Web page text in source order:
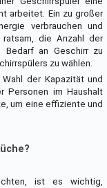
arbeitet. Ein zu großer
verbrauchen und
die Anzahl der
Bedarf an Geschirr zu
zu wählen.
der Kapazität und
Personen im Haushalt
um eine effiziente und
ist es wichtig,